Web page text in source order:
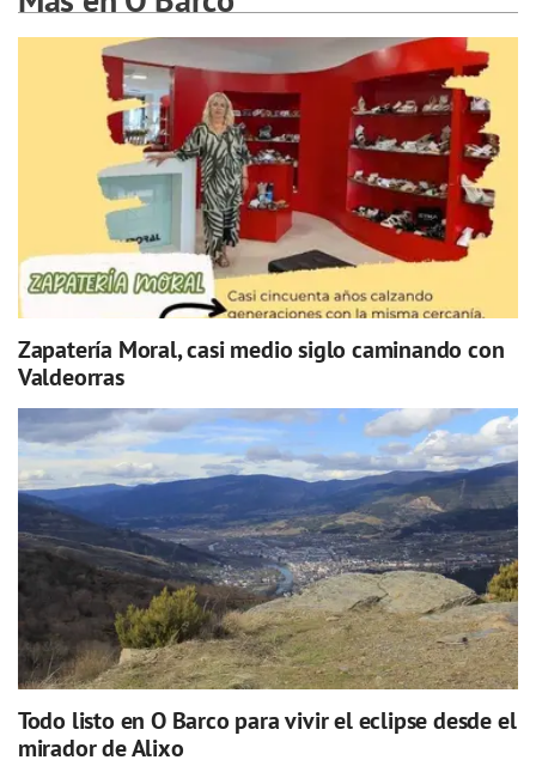
Zapatería Moral, casi medio siglo caminando con
Valdeorras
Todo listo en O Barco para vivir el eclipse desde el
mirador de Alixo